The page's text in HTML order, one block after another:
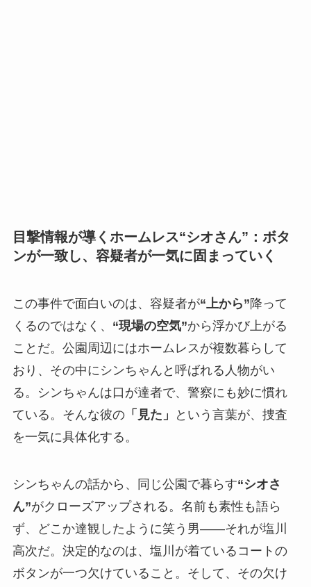
目撃情報が導くホームレス“シオさん”：ボタ
ンが一致し、容疑者が一気に固まっていく
この事件で面白いのは、容疑者が“上から”降って
くるのではなく、 “現場の空気”から浮かび上がる
ことだ。公園周辺にはホームレスが複数暮らして
おり、その中にシンちゃんと呼ばれる人物がい
る。シンちゃんは口が達者で、警察にも妙に慣れ
ている。そんな彼の「見た」
という言葉が、捜査
を一気に具体化する。
シンちゃんの話から、同じ公園で暮らす“シオさ
ん”がクローズアップされる。名前も素性も語ら
ず、どこか達観したように笑う男――それが塩川
高次だ。決定的なのは、塩川が着ているコートの
ボタンが一つ欠けていること。そして、その欠け